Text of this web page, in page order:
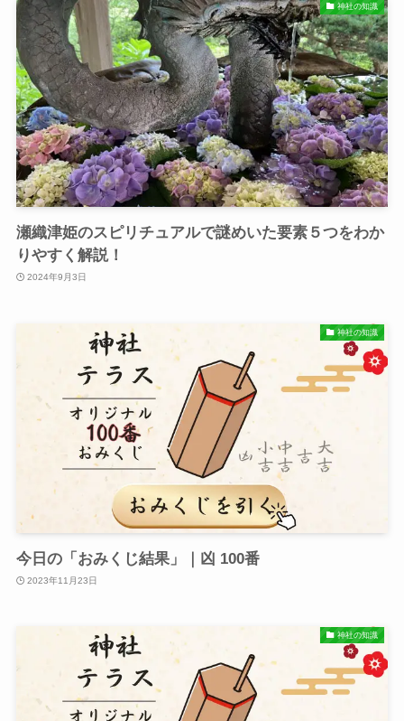
神社の知識
瀬織津姫のスピリチュアルで謎めいた要素５つをわか
りやすく解説！
2024年9月3日
神社の知識
今日の「おみくじ結果」｜凶 100番
2023年11月23日
神社の知識